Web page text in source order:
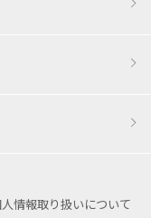
情報取り扱いについて